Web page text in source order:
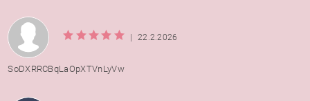
| 22.2.2026
SoDXRRCBqLaOpXTVnLyVw